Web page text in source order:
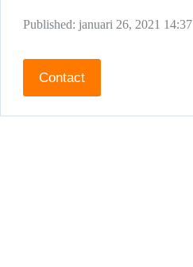
Published: januari 26, 2021 14:37
Contact